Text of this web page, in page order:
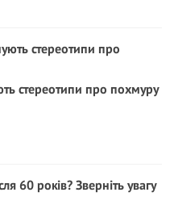
стереотипи про похмуру